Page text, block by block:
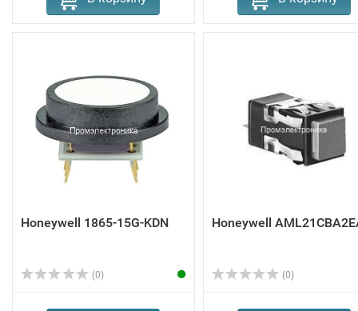
Honeywell 1865-15G-KDN
(0)
Honeywell
(0)